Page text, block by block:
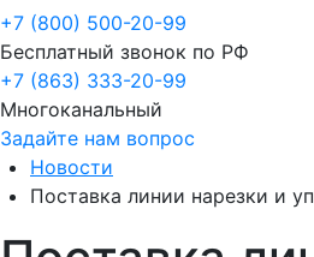
+7 (800) 500-20-99
Бесплатный звонок по РФ
+7 (863) 333-20-99
Многоканальный
Задайте нам вопрос
Новости
Поставка линии нарезки и